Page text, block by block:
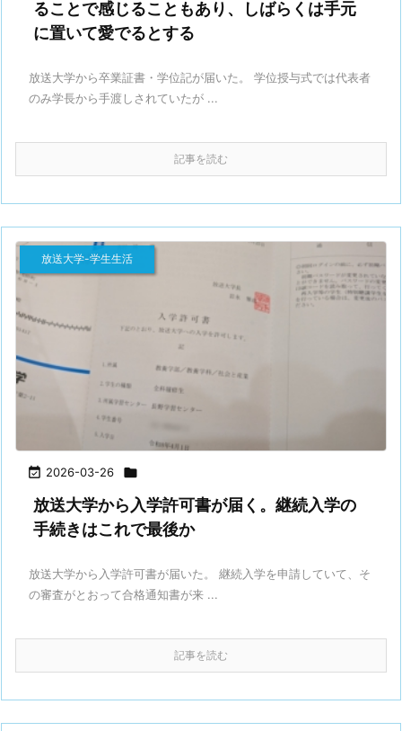
ることで感じることもあり、しばらくは手元
に置いて愛でるとする
放送大学から卒業証書・学位記が届いた。 学位授与式では代表者
のみ学長から手渡しされていたが ...
記事を読む
 2026-03-26 
放送大学-学生生活
放送大学から入学許可書が届く。継続入学の
手続きはこれで最後か
放送大学から入学許可書が届いた。 継続入学を申請していて、そ
の審査がとおって合格通知書が来 ...
記事を読む